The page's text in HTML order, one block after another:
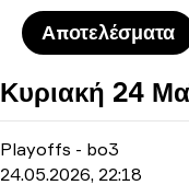
Αποτελέσματα
Κυριακή 24
Playoffs - bo3
24.05.2026, 22:18